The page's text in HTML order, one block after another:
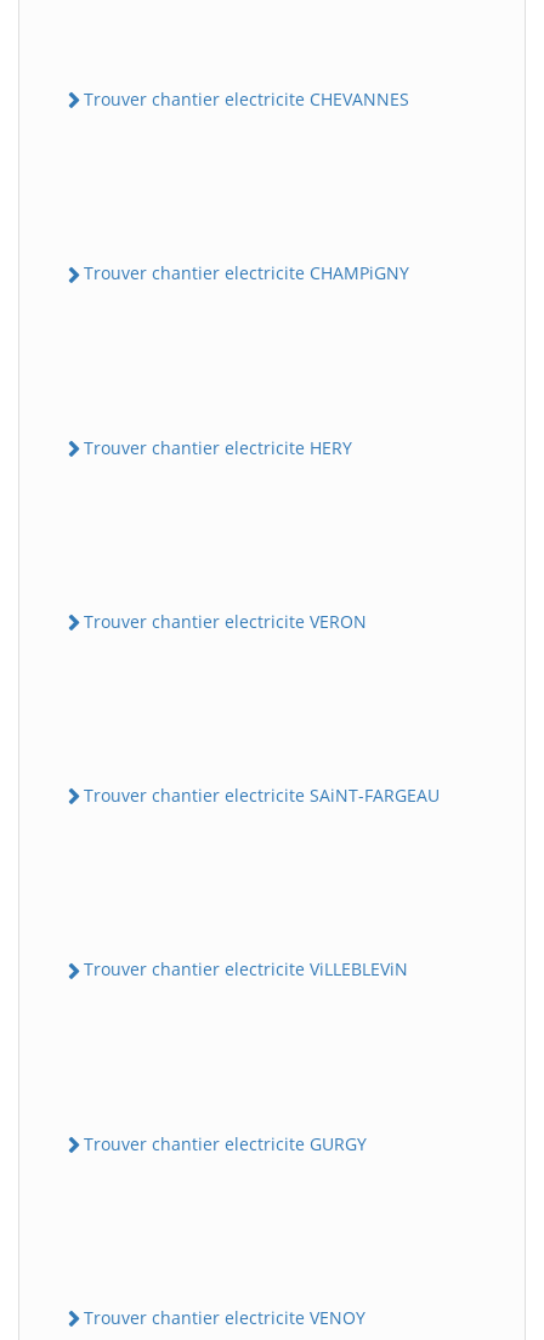
Trouver chantier electricite CHEVANNES
Trouver chantier electricite CHAMPiGNY
Trouver chantier electricite HERY
Trouver chantier electricite VERON
Trouver chantier electricite SAiNT-FARGEAU
Trouver chantier electricite ViLLEBLEViN
Trouver chantier electricite GURGY
Trouver chantier electricite VENOY